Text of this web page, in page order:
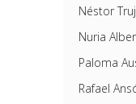
Néstor
Nuria
Paloma
Rafael